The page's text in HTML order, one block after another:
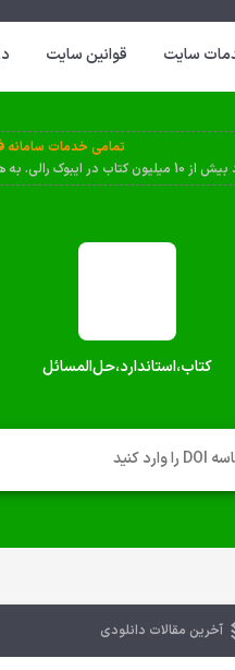
سایت قوانین سایت
تمامی خدمات
ایبوک رالی. به همراه بن تخفیف 20 درصد:
کتاب،استاندارد،حل‌المسائل‌
آخرین مقالات دانلودی